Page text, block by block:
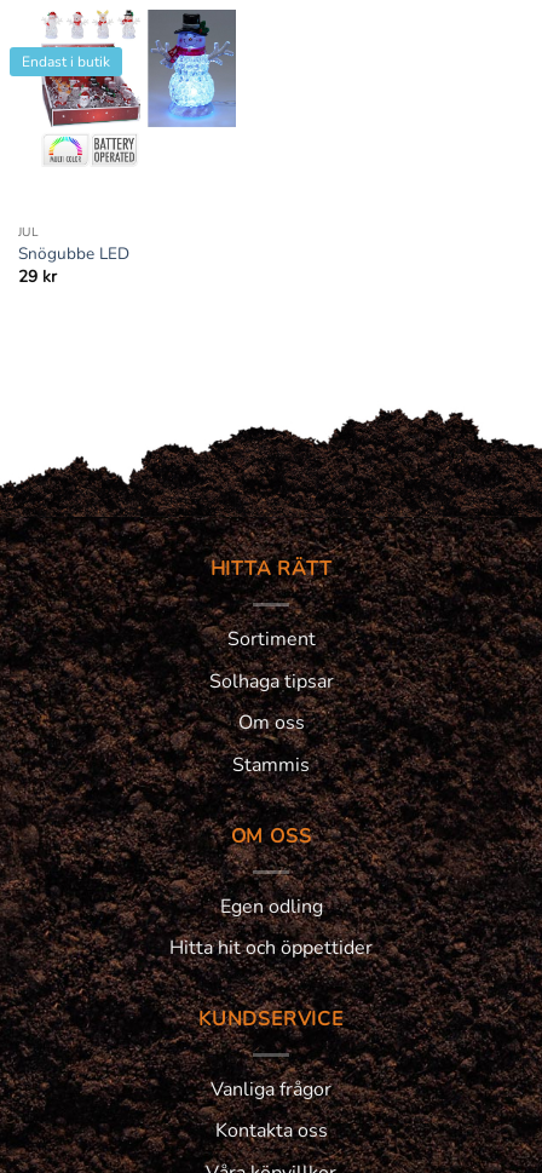
Endast i butik
JUL
Snögubbe LED
29 kr
HITTA RÄTT
Sortiment
Solhaga tipsar
Om oss
Stammis
OM OSS
Egen odling
Hitta hit och öppettider
KUNDSERVICE
Vanliga frågor
Kontakta oss